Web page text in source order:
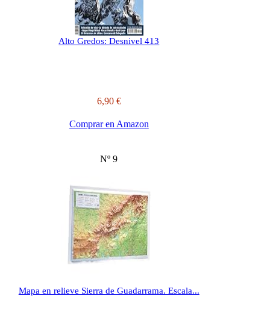
Alto Gredos: Desnivel 413
6,90 €
Comprar en Amazon
Nº 9
Mapa en relieve Sierra de Guadarrama. Escala...